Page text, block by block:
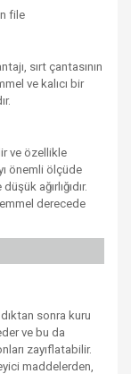
file
sırt çantasının
ve kalıcı bir
ve özellikle
önemli ölçüde
ağırlığıdır.
derecede
sonra kuru
ve bu da
zayıflatabilir.
maddelerden,